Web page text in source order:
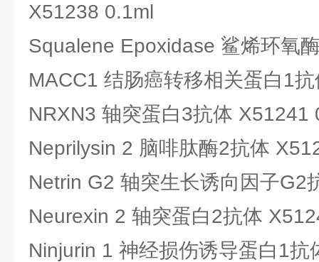
X51238 0.1ml
Squalene Epoxidase 鲨烯环氧
MACC1 结肠癌转移相关蛋白1
NRXN3 轴突蛋白3抗体 X51241
Neprilysin 2 脑啡肽酶2抗体
Netrin G2 轴突生长诱向因子G2
Neurexin 2 轴突蛋白2抗体
Ninjurin 1 神经损伤诱导蛋白1抗